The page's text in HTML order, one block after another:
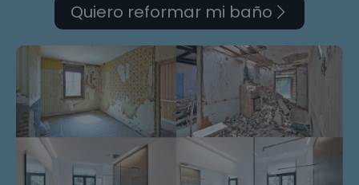
Quiero reformar mi baño